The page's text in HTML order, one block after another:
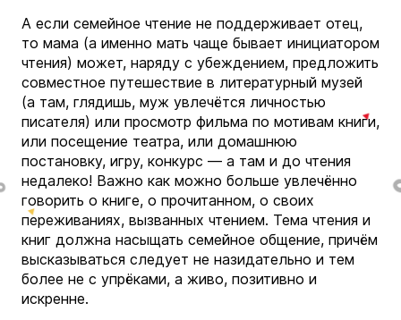
А если семейное чтение не поддерживает отец,
то мама (а именно мать чаще бывает инициатором
чтения) может, наряду с убеждением, предложить
совместное путешествие в литературный музей
(а там, глядишь, муж увлечётся личностью
писателя) или просмотр фильма по мотивам книги,
или посещение театра, или домашнюю
постановку, игру, конкурс — а там и до чтения
недалеко! Важно как можно больше увлечённо
говорить о книге, о прочитанном, о своих
переживаниях, вызванных чтением. Тема чтения и
книг должна насыщать семейное общение, причём
высказываться следует не назидательно и тем
более не с упрёками, а живо, позитивно и
искренне.